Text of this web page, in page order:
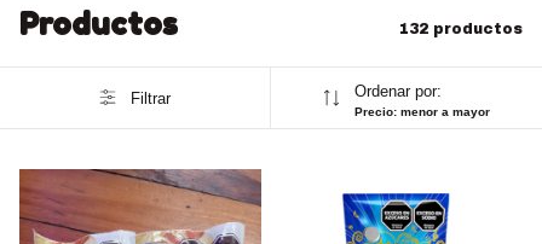
Productos 132 productos
Filtrar Ordenar por:
Precio: menor a mayor